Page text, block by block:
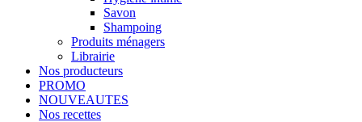
Savon
Shampoing
Produits ménagers
Librairie
Nos producteurs
PROMO
NOUVEAUTES
Nos recettes